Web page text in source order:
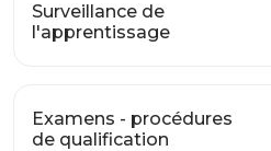
Surveillance de
l'apprentissage
Examens - procédures
de qualification